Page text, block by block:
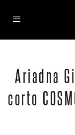
Ariadna
corto